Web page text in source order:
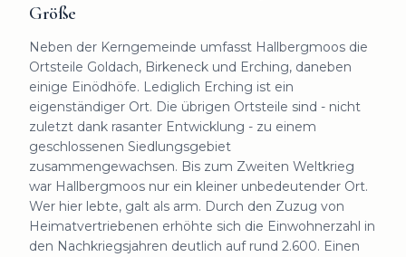
Größe
Neben der Kerngemeinde umfasst Hallbergmoos die
Ortsteile Goldach, Birkeneck und Erching, daneben
einige Einödhöfe. Lediglich Erching ist ein
eigenständiger Ort. Die übrigen Ortsteile sind - nicht
zuletzt dank rasanter Entwicklung - zu einem
geschlossenen Siedlungsgebiet
zusammengewachsen. Bis zum Zweiten Weltkrieg
war Hallbergmoos nur ein kleiner unbedeutender Ort.
Wer hier lebte, galt als arm. Durch den Zuzug von
Heimatvertriebenen erhöhte sich die Einwohnerzahl in
den Nachkriegsjahren deutlich auf rund 2.600. Einen